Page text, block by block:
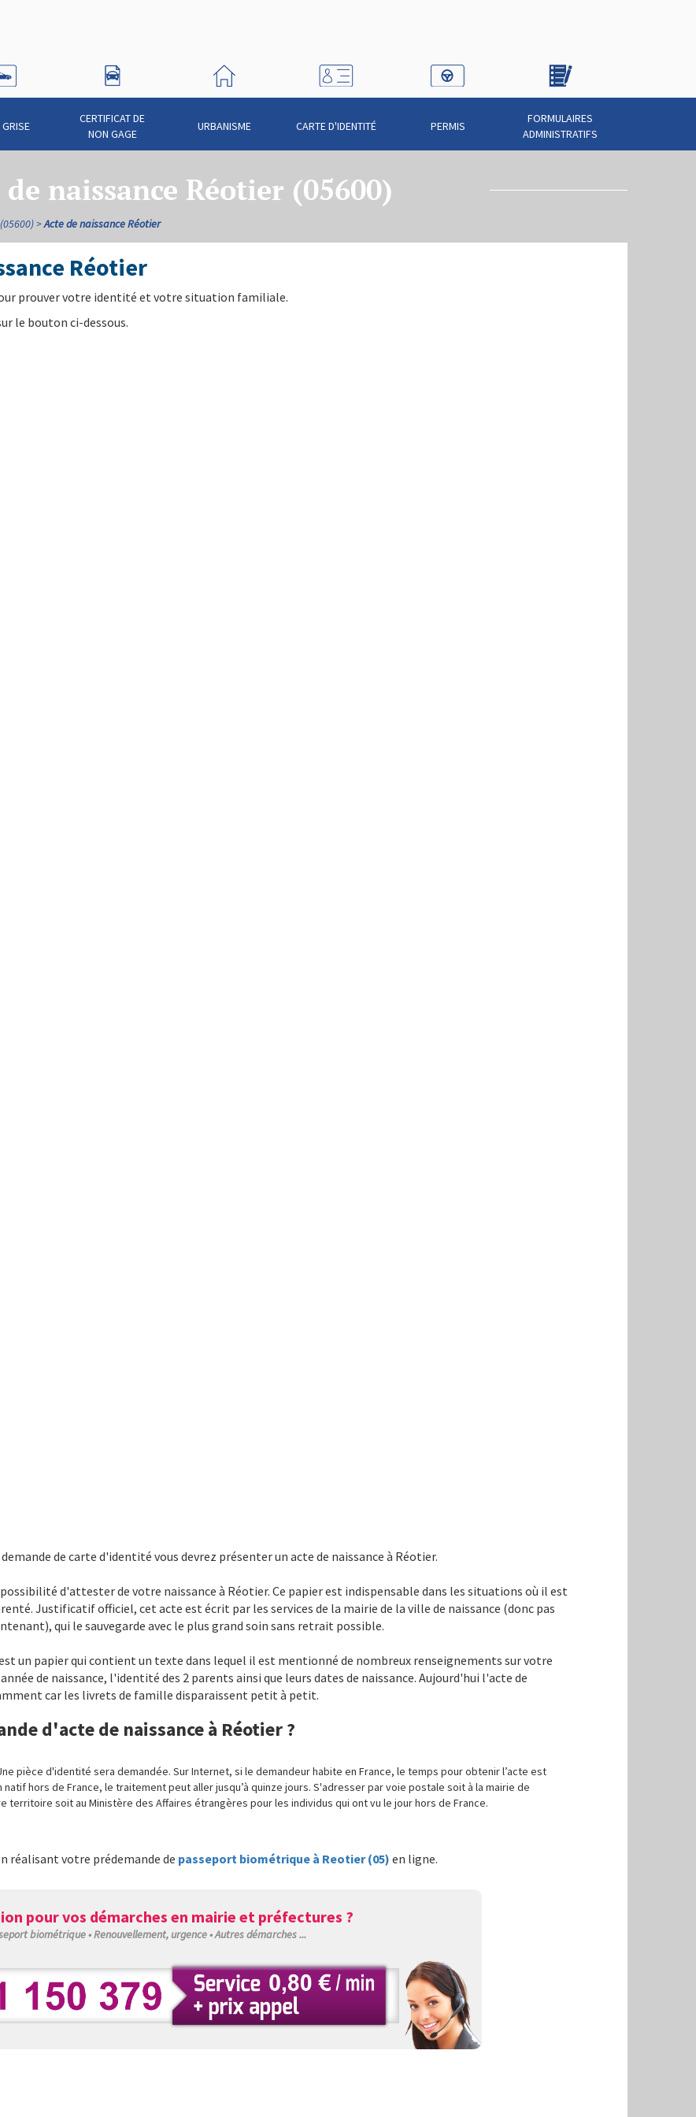
CERTIFICAT DE
NON GAGE
URBANISME CARTE D'IDENTITÉ PERMIS
FORMULAIRES
ADMINISTRATIFS
naissance Réotier (05600)
Acte de naissance Réotier
Réotier
prouver votre identité et votre situation familiale.
le bouton ci-dessous.
de carte d'identité vous devrez présenter un acte de naissance à Réotier.
d'attester de votre naissance à Réotier. Ce papier est indispensable dans les situations où il est
Justificatif officiel, cet acte est écrit par les services de la mairie de la ville de naissance (donc pas
qui le sauvegarde avec le plus grand soin sans retrait possible.
un papier qui contient un texte dans lequel il est mentionné de nombreux renseignements sur votre
de naissance, l'identité des 2 parents ainsi que leurs dates de naissance. Aujourd'hui l'acte de
car les livrets de famille disparaissent petit à petit.
d'acte de naissance à Réotier ?
pièce d'identité sera demandée. Sur Internet, si le demandeur habite en France, le temps pour obtenir l’acte est
hors de France, le traitement peut aller jusqu’à quinze jours. S'adresser par voie postale soit à la mairie de
territoire soit au Ministère des Affaires étrangères pour les individus qui ont vu le jour hors de France.
réalisant votre prédemande de passeport biométrique à Reotier (05) en ligne.
pour vos démarches en mairie et préfectures ?
biométrique • Renouvellement, urgence • Autres démarches ...